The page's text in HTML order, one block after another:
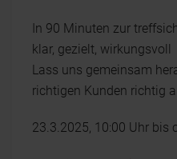
In 90 Minuten zur
klar, gezielt, wirkungsvoll
Lass uns gemeinsam
richtigen Kunden richtig
23.3.2025, 10:00 Uhr bis